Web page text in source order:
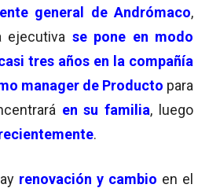
general de Andrómaco,
ejecutiva se pone en modo
tres años en la compañía
manager de Producto para
en su familia, luego
.
renovación y cambio en el